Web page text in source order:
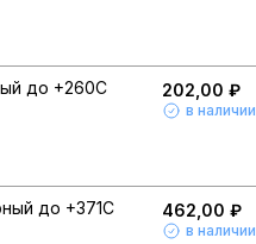
до +260С
202,00 ₽
в наличии
до +371С
462,00 ₽
в наличии